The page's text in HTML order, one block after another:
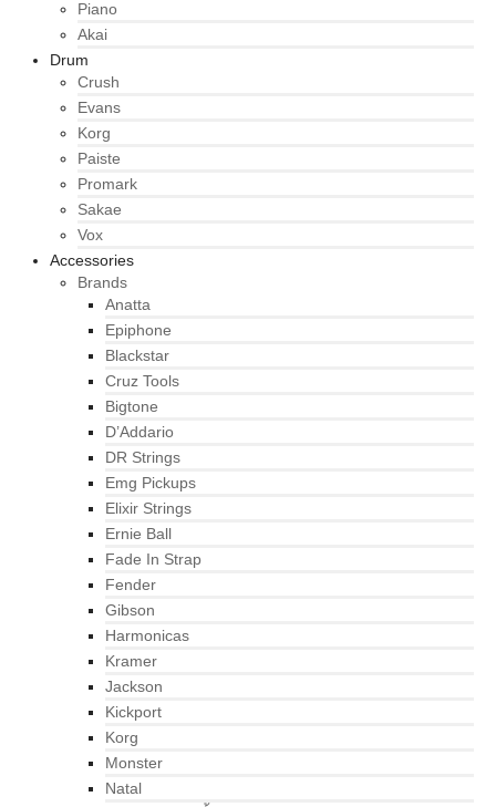
Piano
Akai
Drum
Crush
Evans
Korg
Paiste
Promark
Sakae
Vox
Accessories
Brands
Anatta
Epiphone
Blackstar
Cruz Tools
Bigtone
D’Addario
DR Strings
Emg Pickups
Elixir Strings
Ernie Ball
Fade In Strap
Fender
Gibson
Harmonicas
Kramer
Jackson
Kickport
Korg
Monster
Natal